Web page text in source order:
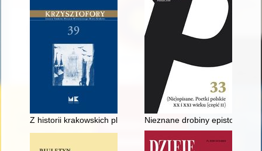
Z historii krakowskich plantacji : Planty w twórczości polskich
Nieznane drobiny epistolarne